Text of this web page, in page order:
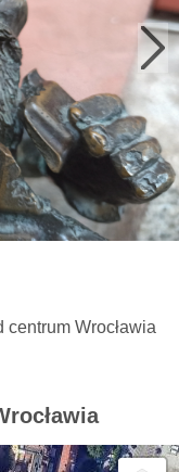
centrum Wrocławia